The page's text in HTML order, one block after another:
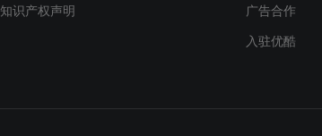
知识产权声明 广告合作
入驻优酷